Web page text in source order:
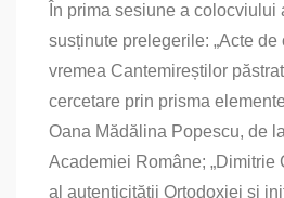
În prima sesiune a colocviului
susținute prelegerile: „Acte
vremea Cantemireștilor
cercetare prin prisma
Oana Mădălina Popescu, de
Academiei Române; „Dimitrie
al autenticității Ortodoxiei și